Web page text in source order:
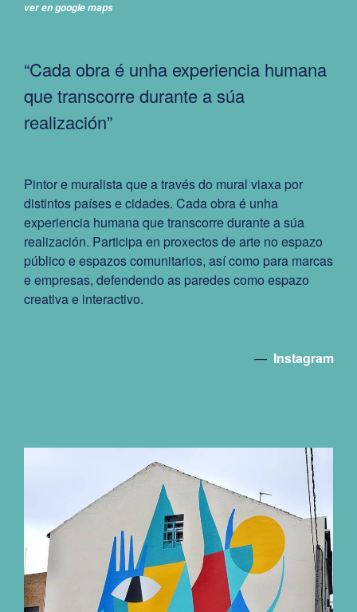
ver en google maps
“Cada obra é unha experiencia humana
que transcorre durante a súa
realización”
Pintor e muralista que a través do mural viaxa por
distintos países e cidades. Cada obra é unha
experiencia humana que transcorre durante a súa
realización. Participa en proxectos de arte no espazo
público e espazos comunitarios, así como para marcas
e empresas, defendendo as paredes como espazo
creativa e interactivo.
— Instagram